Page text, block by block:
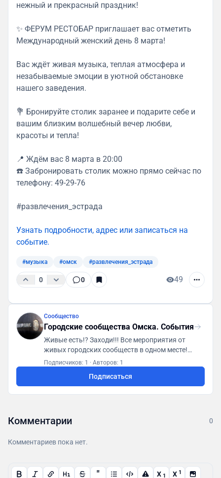
нежный и прекрасный праздник!
✨ ФЕРУМ РЕСТОБАР приглашает вас отметить
Международный женский день 8 марта!
Вас ждёт живая музыка, теплая атмосфера и
незабываемые эмоции в уютной обстановке
нашего заведения.
💐 Бронируйте столик заранее и подарите себе и
вашим близким волшебный вечер любви,
красоты и тепла!
📍 Ждём вас 8 марта в 20:00
☎️ Забронировать столик можно прямо сейчас по
телефону: 49-29-76
#развлечения_эстрада
Узнать подробности, адрес или записаться на
событие.
#музыка #омск #развлечения_эстрада
0 0 49
Сообщество
Городские сообщества Омска. События
Живые есть!? Заходи!!! Все мероприятия от
живых городских сообществ в одном месте!
Первая городская платформа "ГСА. Генератор
https://t.me/gsaomsk_bot
Подписчиков: 1 · Авторов: 1
Подписаться
Комментарии 0
Комментариев пока нет.
" X 1 X 1